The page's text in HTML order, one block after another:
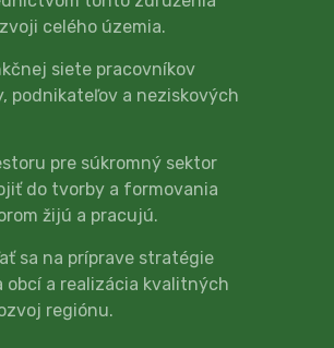
celého územia.
siete pracovníkov
podnikateľov a neziskových
pre súkromný sektor
do tvorby a formovania
žijú a pracujú.
sa na príprave stratégie
obcí a realizácia kvalitných
regiónu.